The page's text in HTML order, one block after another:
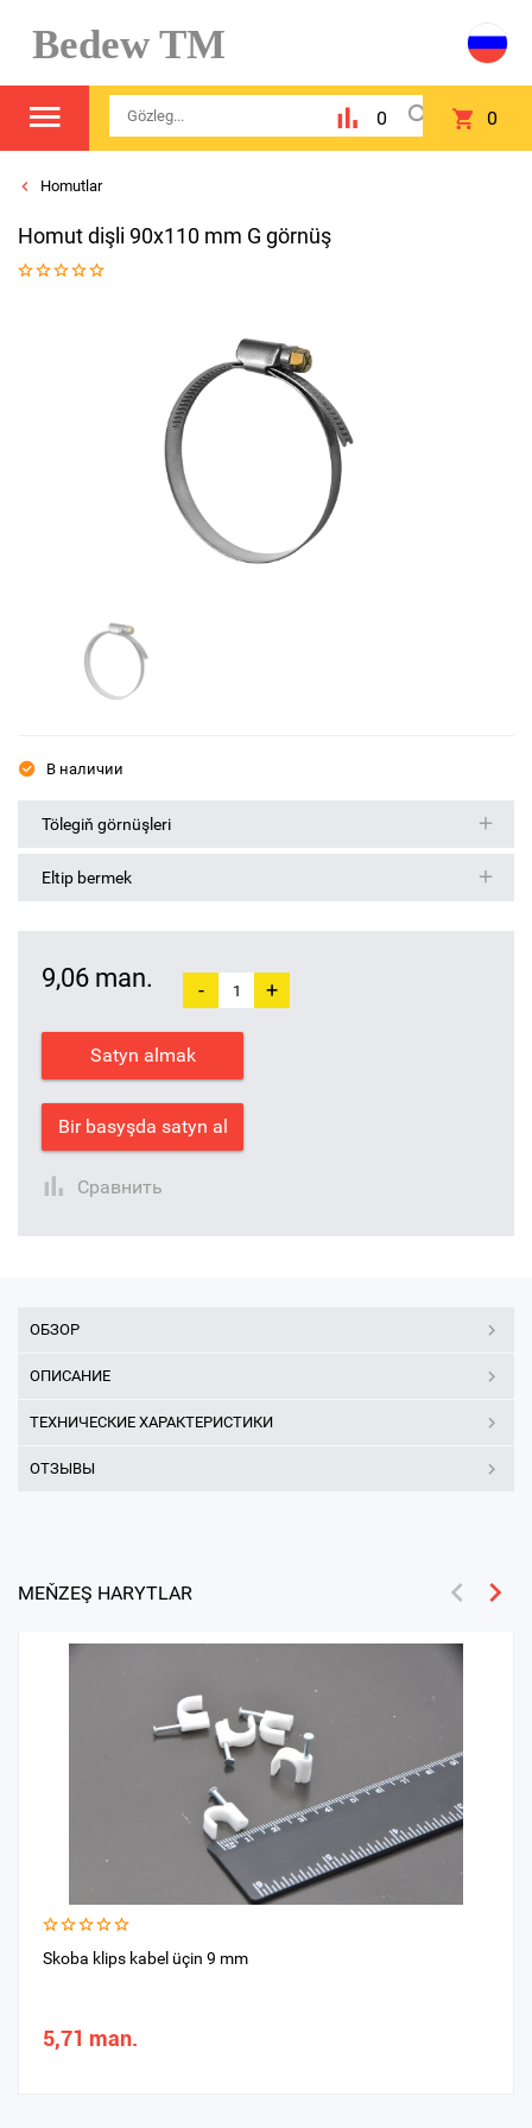
Bedew TM
0 0
Homutlar
Homut dişli 90x110 mm G görnüş
В наличии
Tölegiň görnüşleri
Eltip bermek
9,06 man. - +
Satyn almak
Bir basyşda satyn al
Сравнить
ОБЗОР
ОПИСАНИЕ
ТЕХНИЧЕСКИЕ ХАРАКТЕРИСТИКИ
ОТЗЫВЫ
MEŇZEŞ HARYTLAR
Skoba klips kabel üçin 9 mm
5,71 man.